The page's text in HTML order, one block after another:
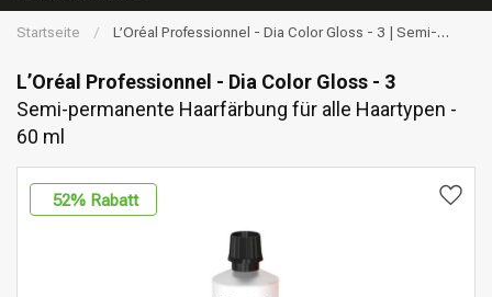
Marken
Startseite /
L’Oréal Professionnel - Dia Color Gloss - 3 | Semi-
L’Oréal Professionnel - Dia Color Gloss - 3
Semi-permanente Haarfärbung für alle Haartypen -
60 ml
52% Rabatt